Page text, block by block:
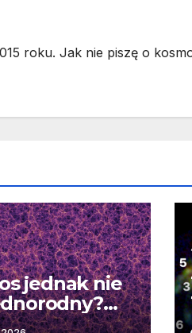
roku. Jak nie piszę o
jednak nie
DESI